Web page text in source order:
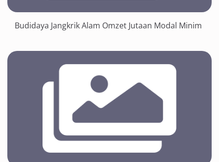
Budidaya Jangkrik Alam Omzet Jutaan Modal Minim